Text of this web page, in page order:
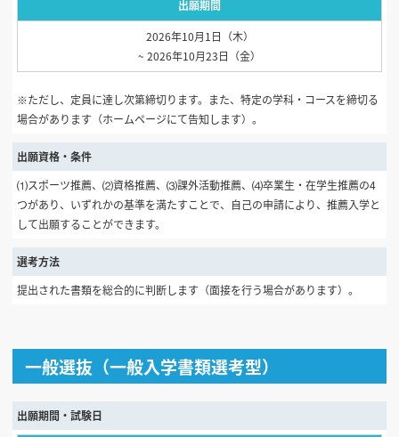
出願期間
2026年10月1日（木）
~ 2026年10月23日（金）
※ただし、定員に達し次第締切ります。また、特定の学科・コースを締切る
場合があります（ホームページにて告知します）。
出願資格・条件
⑴スポーツ推薦、⑵資格推薦、⑶課外活動推薦、⑷卒業生・在学生推薦の4
つがあり、いずれかの基準を満たすことで、自己の申請により、推薦入学と
して出願することができます。
選考方法
提出された書類を総合的に判断します（面接を行う場合があります）。
一般選抜（一般入学書類選考型）
出願期間・試験日